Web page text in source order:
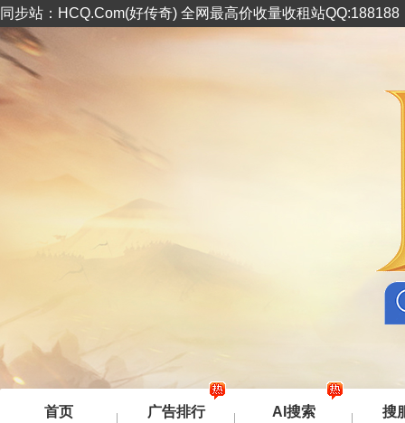
同步站：HCQ.Com(好传奇) 全网最高价收量收租站
首页 广告排行 AI搜索 搜